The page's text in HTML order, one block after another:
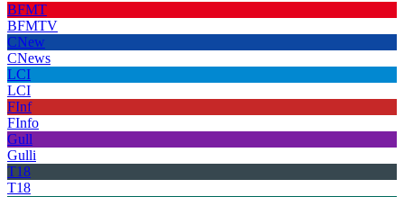
BFMT
BFMTV
CNew
CNews
LCI
LCI
FInf
FInfo
Gull
Gulli
T18
T18